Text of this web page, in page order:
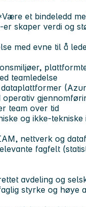
et bindeledd
skaper verdi og
med evne til å
teamledelse
operativ
team over tid
og
nettverk og
fagfelt
avdeling og
styrke og høye